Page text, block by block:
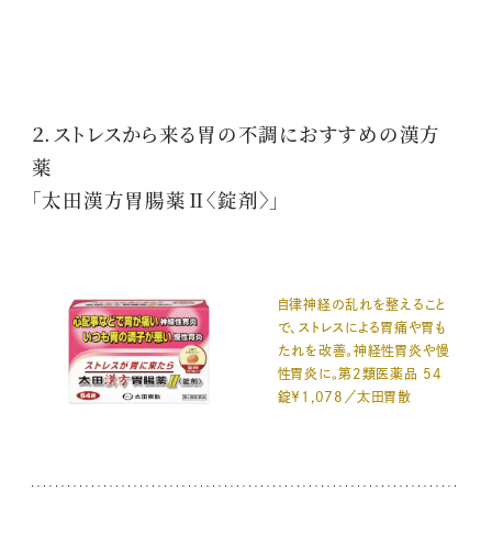
２.ストレスから来る胃の不調におすすめの漢方
薬
「太田漢方胃腸薬Ⅱ〈錠剤〉」
自律神経の乱れを整えること
で、ストレスによる胃痛や胃も
たれを改善。神経性胃炎や慢
性胃炎に。第2類医薬品 54
錠￥1,078／太田胃散